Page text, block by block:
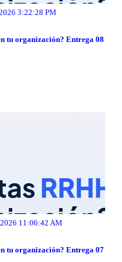
3:22:28 PM
tu organización? Entrega 08
11:06:42 AM
tu organización? Entrega 07